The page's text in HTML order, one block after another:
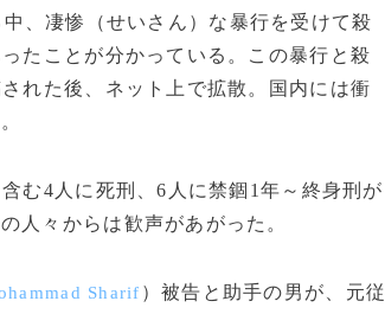
、凄惨（せいさん）な暴行を受けて殺
たことが分かっている。この暴行と殺
れた後、ネット上で拡散。国内には衝
む4人に死刑、6人に禁錮1年～終身刑が
人々からは歓声があがった。
Sharif ）被告と助手の男が、元従